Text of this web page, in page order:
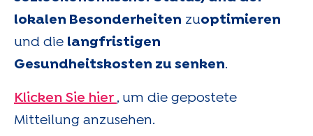
lokalen Besonderheiten zuoptimieren
und die langfristigen
Gesundheitskosten zu senken.
Klicken Sie hier , um die gepostete
Mitteilung anzusehen.